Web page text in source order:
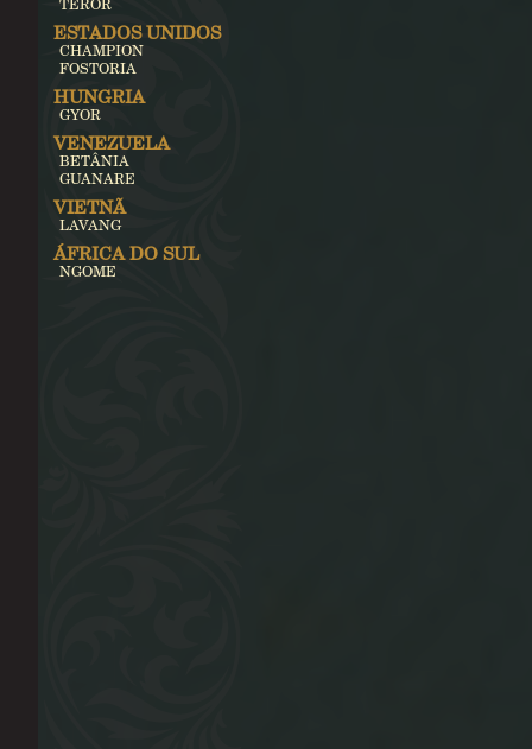
ESTADOS UNIDOS
CHAMPION
FOSTORIA
HUNGRIA
GYOR
VENEZUELA
BETÂNIA
GUANARE
VIETNÃ
LAVANG
ÁFRICA DO SUL
NGOME